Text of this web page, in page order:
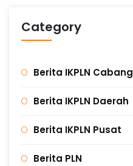
Category
Berita IKPLN Cabang
Berita IKPLN Daerah
Berita IKPLN Pusat
Berita PLN